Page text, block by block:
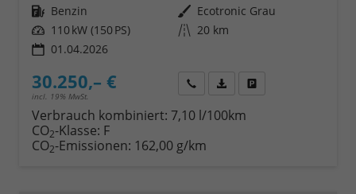
Kraftstoff Benzin Außenfarbe Ecotronic Grau
Leistung 110 kW (150 PS) Kilometerstand 20 km
01.04.2026
30.250,– €
incl. 19% MwSt.
Wir rufen Sie anFahrzeugexposé (PDF)
Verbrauch kombiniert: 7,10 l/100km
CO2-Klasse: F
CO2-Emissionen: 162,00 g/km